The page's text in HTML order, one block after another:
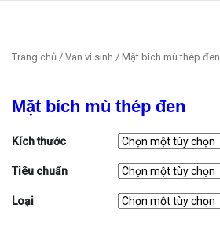
Trang chủ / Van vi sinh / Mặt bích mù thép đen
Mặt bích mù thép đen
Kích thước
Tiêu chuẩn
Loại